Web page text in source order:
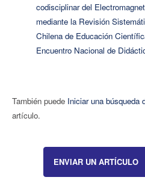
codisciplinar del
mediante la Revisión
Chilena de Educación
Encuentro Nacional de
También puede Iniciar una búsqueda
artículo.
ENVIAR UN ARTÍCULO